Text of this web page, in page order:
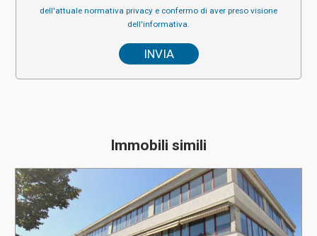
dell'attuale normativa privacy e confermo di aver preso visione
dell'informativa.
Immobili simili